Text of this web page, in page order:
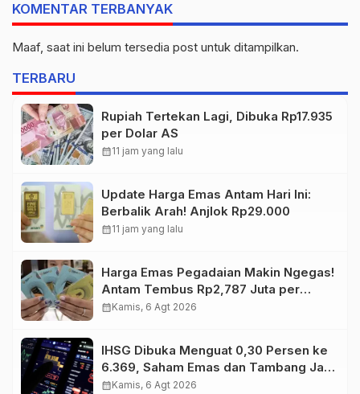
KOMENTAR TERBANYAK
Maaf, saat ini belum tersedia post untuk ditampilkan.
TERBARU
Rupiah Tertekan Lagi, Dibuka Rp17.935
per Dolar AS
calendar_month11 jam yang lalu
Update Harga Emas Antam Hari Ini:
Berbalik Arah! Anjlok Rp29.000
calendar_month11 jam yang lalu
Harga Emas Pegadaian Makin Ngegas!
Antam Tembus Rp2,787 Juta per
Gram
calendar_monthKamis, 6 Agt 2026
IHSG Dibuka Menguat 0,30 Persen ke
6.369, Saham Emas dan Tambang Jadi
Penggerak
calendar_monthKamis, 6 Agt 2026